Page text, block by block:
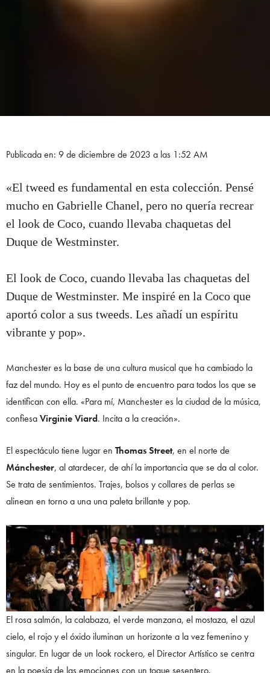
Publicada en: 9 de diciembre de 2023 a las 1:52 AM
«El tweed es fundamental en esta colección. Pensé
mucho en Gabrielle Chanel, pero no quería recrear
el look de Coco, cuando llevaba chaquetas del
Duque de Westminster.
El look de Coco, cuando llevaba las chaquetas del
Duque de Westminster. Me inspiré en la Coco que
aportó color a sus tweeds. Les añadí un espíritu
vibrante y pop».
Manchester es la base de una cultura musical que ha cambiado la
faz del mundo. Hoy es el punto de encuentro para todos los que se
identifican con ella. «Para mí, Manchester es la ciudad de la música,
confiesaVirginie Viard. Incita a la creación».
El espectáculo tiene lugar en Thomas Street, en el norte de
Mánchester, al atardecer, de ahí la importancia que se da al color.
Se trata de sentimientos. Trajes, bolsos y collares de perlas se
alinean en torno a una una paleta brillante y pop.
El rosa salmón, la calabaza, el verde manzana, el mostaza, el azul
cielo, el rojo y el óxido iluminan un horizonte a la vez femenino y
singular. En lugar de un look rockero, el Director Artístico se centra
en la poesía de las emociones con un toque sesentero.